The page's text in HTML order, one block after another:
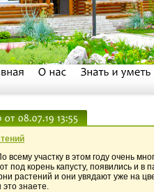
всему участку в этом году очень
под корень капусту, появились и
растений и они увядают уже на
это знаете.